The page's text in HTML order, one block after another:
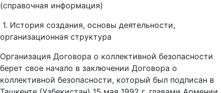
(справочная информация)
1. История создания, основы деятельности,
организационная структура
Организация Договора о коллективной безопасности
берет свое начало в заключении Договора о
коллективной безопасности, который был подписан в